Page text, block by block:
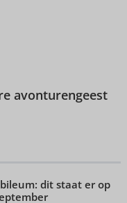
avonturengeest
dit staat er op